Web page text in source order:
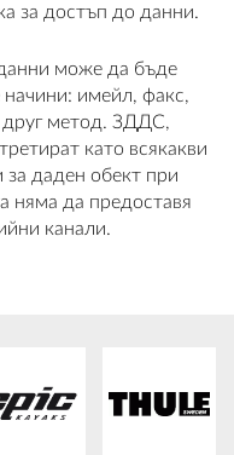
за достъп до данни.
може да бъде
начини: имейл, факс,
друг метод. ЗДДС,
като всякакви
за даден обект при
няма да предоставя
канали.